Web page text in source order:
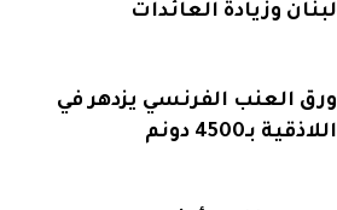
لبنان وزيادة العائدات
ورق العنب الفرنسي يزدهر في
اللاذقية بـ4500 دونم